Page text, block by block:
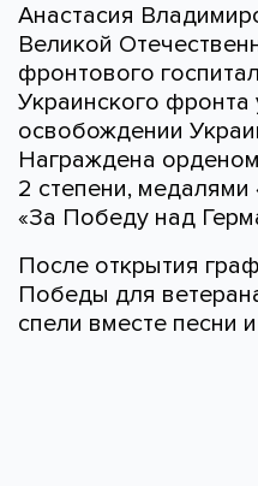
Анастасия
Великой
фронтового
Украинского фронта
освобождении
Награждена
2 степени, медалями
«За Победу над
После открытия
Победы для
спели вместе песни